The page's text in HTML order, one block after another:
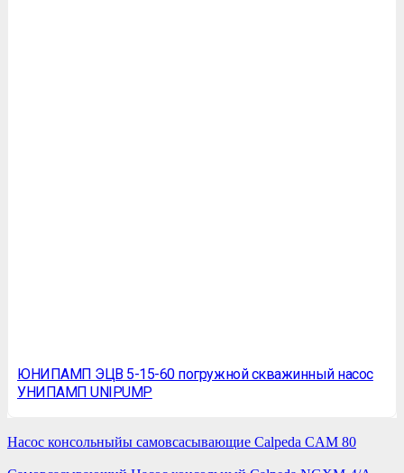
ЮНИПАМП ЭЦВ 5-15-60 погружной скважинный насос
УНИПАМП UNIPUMP
Насос консольныйы самовсасывающие Calpeda CAM 80